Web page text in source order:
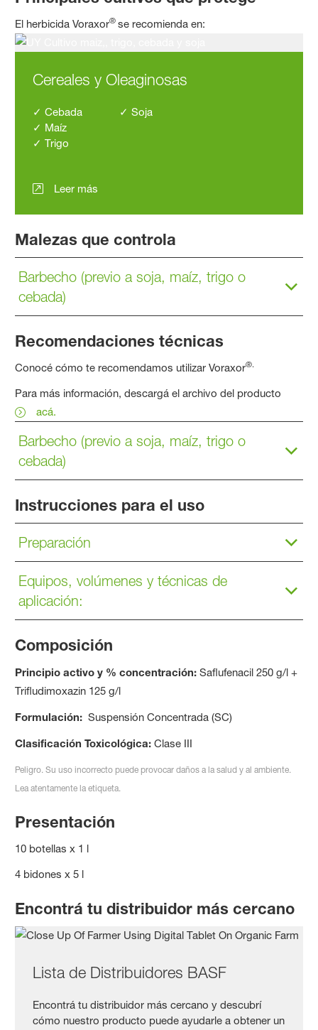
El herbicida Voraxor®se recomienda en:
Cereales y Oleaginosas
✓ Cebada ✓ Soja
✓ Maíz
✓ Trigo
Leer más
Malezas que controla
Barbecho (previo a soja, maíz, trigo o
cebada)
Recomendaciones técnicas
Conocé cómo te recomendamos utilizar Voraxor®.
Para más información, descargá el archivo del producto
acá.
Barbecho (previo a soja, maíz, trigo o
cebada)
Instrucciones para el uso
Preparación
Equipos, volúmenes y técnicas de
aplicación:
Composición
Principio activo y % concentración:Saflufenacil 250 g/l +
Trifludimoxazin 125 g/l
Formulación:Suspensión Concentrada (SC)
Clasificación Toxicológica:Clase III
Peligro. Su uso incorrecto puede provocar daños a la salud y al ambiente.
Lea atentamente la etiqueta.
Presentación
10 botellas x 1 l
4 bidones x 5 l
Encontrá tu distribuidor más cercano
Lista de Distribuidores BASF
Encontrá tu distribuidor más cercano y descubrí
cómo nuestro producto puede ayudarle a obtener un